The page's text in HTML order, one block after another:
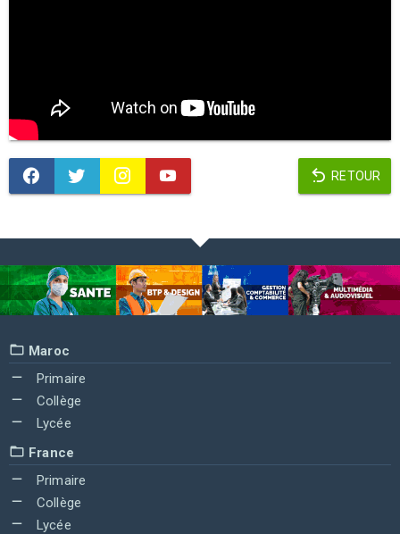
RETOUR
Maroc
Primaire
Collège
Lycée
France
Primaire
Collège
Lycée